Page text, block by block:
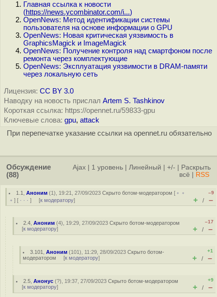
Главная ссылка к новости
(https://news.ycombinator.com/i...)
OpenNews: Метод идентификации системы
пользователя на основе информации о GPU
OpenNews: Новая критическая уязвимость в
GraphicsMagick и ImageMagick
OpenNews: Получение контроля над смартфоном после
ремонта через комплектующие
OpenNews: Эксплуатация уязвимости в DRAM-памяти
через локальную сеть
Лицензия: CC BY 3.0
Наводку на новость прислал Artem S. Tashkinov
Короткая ссылка: https://opennet.ru/59833-gpu
Ключевые слова: gpu, attack
При перепечатке указание ссылки на opennet.ru обязательно
Обсуждение
(88)
Ajax 1 уровень Линейный +/-
Раскрыть
всё
RSS
1.1 ,Аноним (1), 19:21, 27/09/2023Скрыто ботом-модератором [ ﹢﹢
﹢ ] [ · · · ] [к модератору]
–9
+ / –
2.4 ,Аноним (4), 19:29, 27/09/2023Скрыто ботом-модератором
[к модератору]
–17
+ / –
3.101 ,Аноним (101), 11:29, 28/09/2023Скрыто ботом-
модератором [к модератору]
+1
+ / –
2.5 ,Анонус (?), 19:37, 27/09/2023Скрыто ботом-модератором
[к модератору]
+9
+ / –